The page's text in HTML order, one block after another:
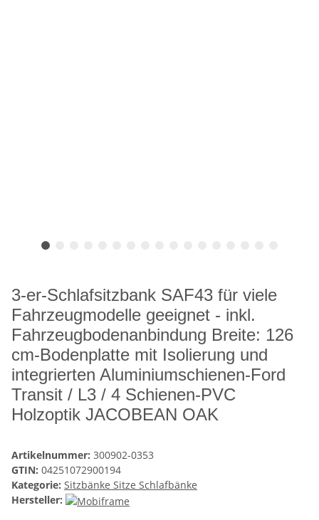
3-er-Schlafsitzbank SAF43 für viele
Fahrzeugmodelle geeignet - inkl.
Fahrzeugbodenanbindung Breite: 126
cm-Bodenplatte mit Isolierung und
integrierten Aluminiumschienen-Ford
Transit / L3 / 4 Schienen-PVC
Holzoptik JACOBEAN OAK
Artikelnummer: 300902-0353
GTIN: 04251072900194
Kategorie: Sitzbänke Sitze Schlafbänke
Hersteller: